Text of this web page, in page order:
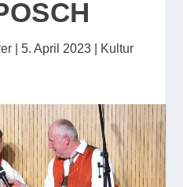
|5. April 2023
Kultur